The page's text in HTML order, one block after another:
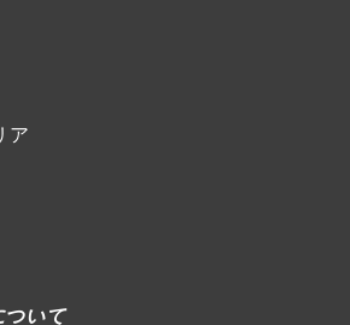
ア
ついて